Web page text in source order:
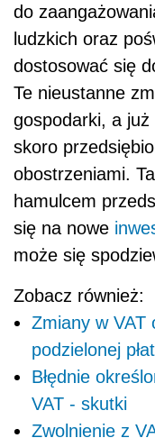
do
ludzkich oraz
dostosować się
Te nieustanne
gospodarki, a już
skoro
obostrzeniami.
hamulcem
się na nowe
może się
Zobacz również:
Zmiany w VAT
podzielonej
Błędnie
VAT - skutki
Zwolnienie z